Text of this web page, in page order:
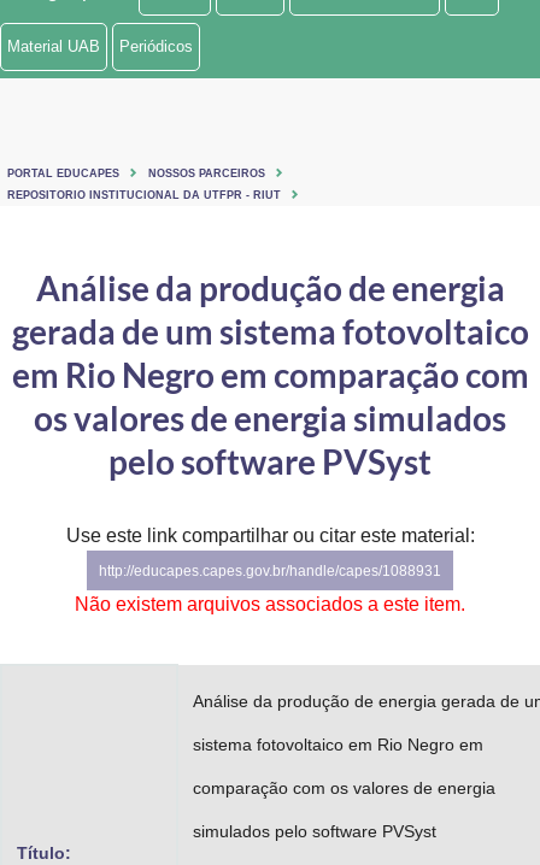
Ministério de Minas e Energia
Ministério do Turismo
Controladoria-Geral da União
Ministério da Mulher, da Família e dos Direitos Humanos
Secretaria de Governo
Advocacia-Geral da União
Banco Central do Brasil
Planalto
Material UAB Periódicos
PORTAL EDUCAPES
NOSSOS PARCEIROS
REPOSITORIO INSTITUCIONAL DA UTFPR - RIUT
Análise da produção de energia
gerada de um sistema fotovoltaico
em Rio Negro em comparação com
os valores de energia simulados
pelo software PVSyst
Use este link compartilhar ou citar este material:
http://educapes.capes.gov.br/handle/capes/1088931
Não existem arquivos associados a este item.
Título:
Análise da produção de energia gerada de
sistema fotovoltaico em Rio Negro em
comparação com os valores de energia
simulados pelo software PVSyst